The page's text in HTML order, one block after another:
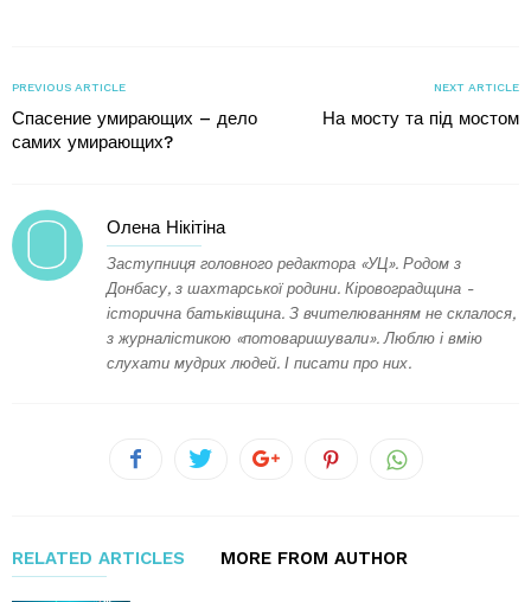
PREVIOUS ARTICLE
Спасение умирающих – дело
самих умирающих?
NEXT ARTICLE
На мосту та під мостом
Олена Нікітіна
Заступниця головного редактора «УЦ». Родом з
Донбасу, з шахтарської родини. Кіровоградщина -
історична батьківщина. З вчителюванням не склалося,
з журналістикою «потоваришували». Люблю і вмію
слухати мудрих людей. І писати про них.
RELATED ARTICLES MORE FROM AUTHOR